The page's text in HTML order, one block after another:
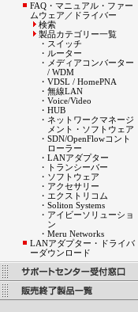
FAQ・マニュアル・ファー
ムウェア／ドライバー
検索
製品カテゴリー一覧
・ スイッチ
・ ルーター
・ メディアコンバーター
/ WDM
・ VDSL / HomePNA
・ 無線LAN
・ Voice/Video
・ HUB
・ ネットワークマネージ
メント・ソフトウェア
・ SDN/OpenFlowコント
ローラー
・ LANアダプター
・
トランシーバー
・ ソフトウェア
・ アクセサリー
・ エクストリコム
・ Soliton Systems
・ アイビーソリューショ
ン
・ Meru Networks
LANアダプター・ドライバ
ーダウンロード